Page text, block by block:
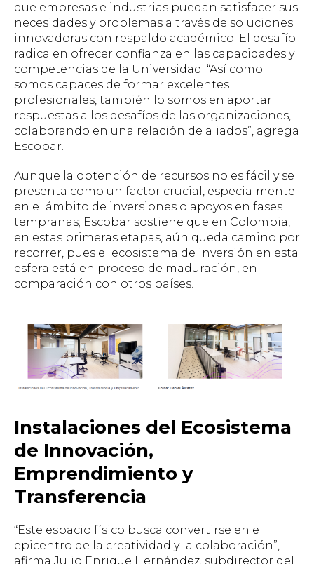
que empresas e industrias puedan satisfacer sus
necesidades y problemas a través de soluciones
innovadoras con respaldo académico. El desafío
radica en ofrecer confianza en las capacidades y
competencias de la Universidad. “Así como
somos capaces de formar excelentes
profesionales, también lo somos en aportar
respuestas a los desafíos de las organizaciones,
colaborando en una relación de aliados”, agrega
Escobar.
Aunque la obtención de recursos no es fácil y se
presenta como un factor crucial, especialmente
en el ámbito de inversiones o apoyos en fases
tempranas; Escobar sostiene que en Colombia,
en estas primeras etapas, aún queda camino por
recorrer, pues el ecosistema de inversión en esta
esfera está en proceso de maduración, en
comparación con otros países.
Instalaciones del Ecosistema
de Innovación,
Emprendimiento y
Transferencia
“Este espacio físico busca convertirse en el
epicentro de la creatividad y la colaboración”,
afirma Julio Enrique Hernández, subdirector del